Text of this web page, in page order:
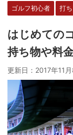
ゴルフ初心者 打
はじめての
持ち物や料
更新日： 2017年11